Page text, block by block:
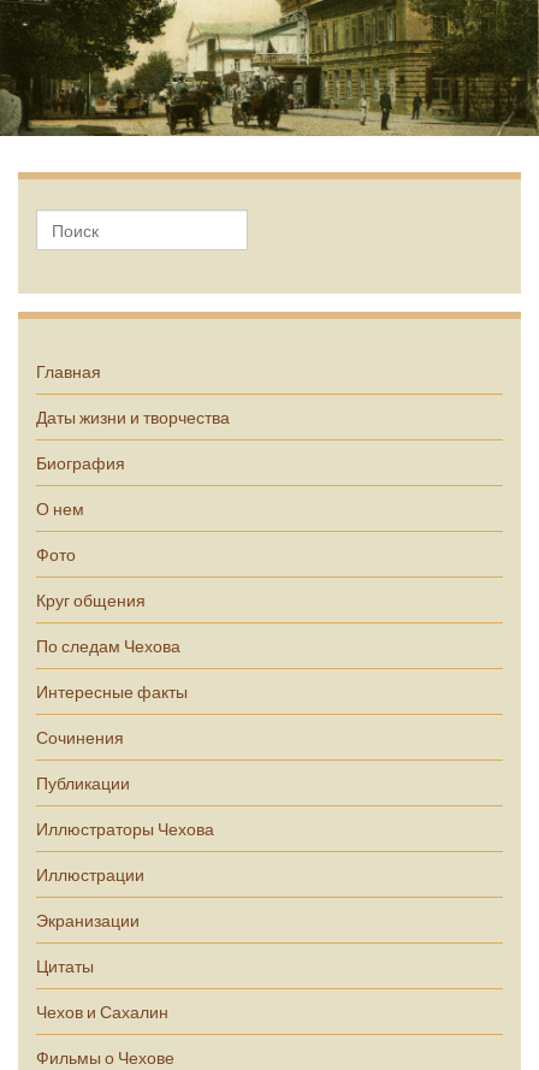
Главная
Даты жизни и творчества
Биография
О нем
Фото
Круг общения
По следам Чехова
Интересные факты
Сочинения
Публикации
Иллюстраторы Чехова
Иллюстрации
Экранизации
Цитаты
Чехов и Сахалин
Фильмы о Чехове